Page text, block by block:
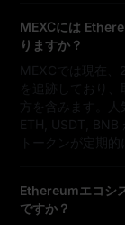
MEXCには
りますか？
MEXCでは現在、
を追跡しており
方を含みます。
ETH, USDT, BNB
トークンが定期
Ethereumエコシ
ですか？